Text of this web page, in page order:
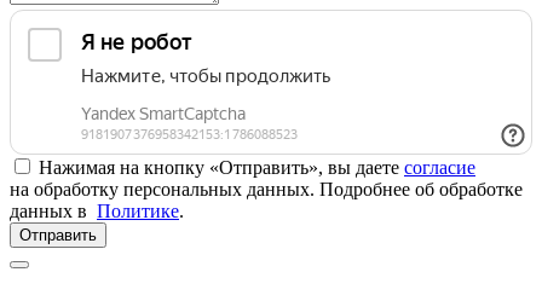
Нажимая на кнопку «Отправить», вы даете согласие
на обработку персональных данных. Подробнее об обработке
данных в Политике.
Отправить